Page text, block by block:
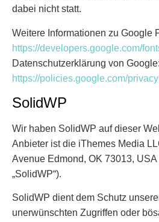
dabei nicht statt.
Weitere Informationen zu Google
https://developers.google.com/
Datenschutzerklärung von Google:
https://policies.google.com/
SolidWP
Wir haben SolidWP auf dieser
Anbieter ist die iThemes Media
Avenue Edmond, OK 73013, USA
„SolidWP“).
SolidWP dient dem Schutz
unerwünschten Zugriffen oder